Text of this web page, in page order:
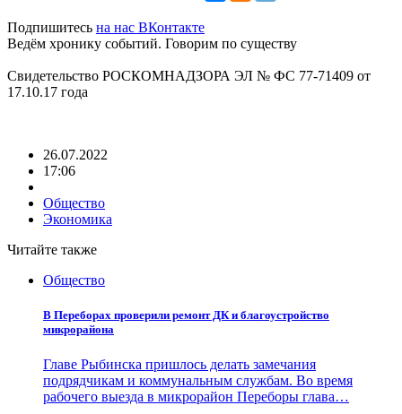
Подпишитесь на нас ВКонтакте
Ведём хронику событий. Говорим по существу
Свидетельство РОСКОМНАДЗОРА ЭЛ № ФС 77-71409 от
17.10.17 года
26.07.2022
17:06
Общество
Экономика
Читайте также
Общество
В Переборах проверили ремонт ДК и благоустройство
микрорайона
Главе Рыбинска пришлось делать замечания
подрядчикам и коммунальным службам. Во время
рабочего выезда в микрорайон Переборы глава…